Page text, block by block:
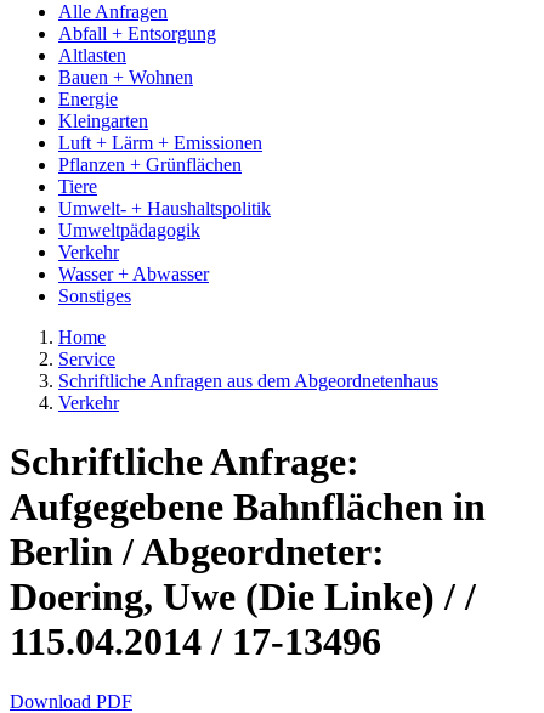
Alle Anfragen
Abfall + Entsorgung
Altlasten
Bauen + Wohnen
Energie
Kleingarten
Luft + Lärm + Emissionen
Pflanzen + Grünflächen
Tiere
Umwelt- + Haushaltspolitik
Umweltpädagogik
Verkehr
Wasser + Abwasser
Sonstiges
Home
Service
Schriftliche Anfragen aus dem Abgeordnetenhaus
Verkehr
Schriftliche Anfrage:
Aufgegebene Bahnflächen in
Berlin / Abgeordneter:
Doering, Uwe (Die Linke) / /
115.04.2014 / 17-13496
Download PDF